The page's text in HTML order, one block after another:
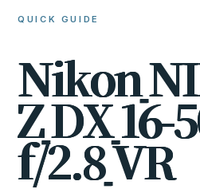
QUICK GUIDE
NikonNI
ZDX16-5
f/2.8VR